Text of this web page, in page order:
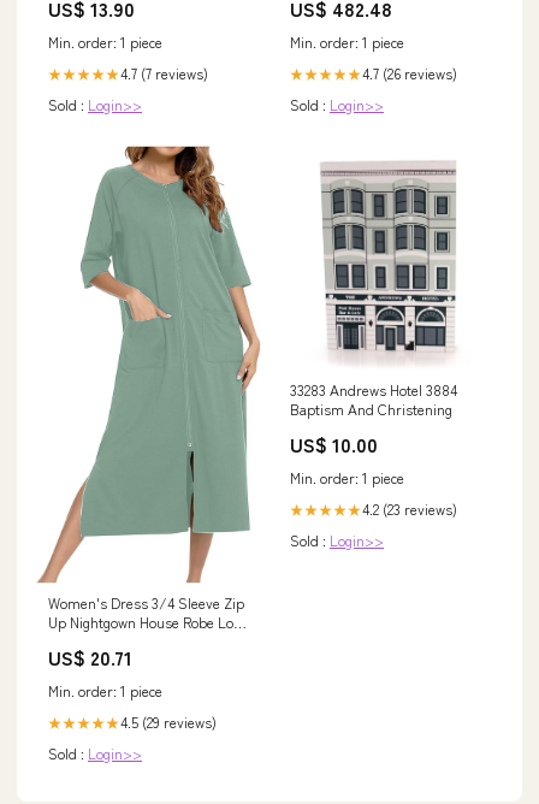
US$ 13.90
Min. order: 1 piece
★★★★★4.7 (7 reviews)
Sold : Login>>
1968-1972 Oldsmobile Cutlass
suspension-strut-assembly-
1800-compression
US$ 482.48
Min. order: 1 piece
★★★★★4.7 (26 reviews)
Sold : Login>>
Women's Dress 3/4 Sleeve Zip
Up Nightgown House Robe Long
US$ 20.71
Min. order: 1 piece
★★★★★4.5 (29 reviews)
Sold : Login>>
33283 Andrews Hotel 3884
Baptism And Christening
US$ 10.00
Min. order: 1 piece
★★★★★4.2 (23 reviews)
Sold : Login>>